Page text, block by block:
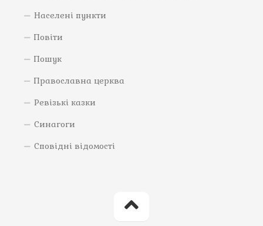
Населені пункти
Повіти
Пошук
Православна церква
Ревізькі казки
Синагоги
Сповідні відомості